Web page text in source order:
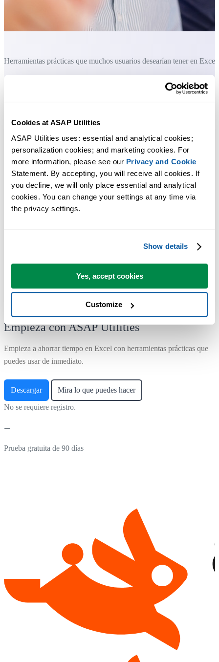
Cookies at ASAP Utilities
ASAP Utilities uses: essential and analytical cookies;
personalization cookies; and marketing cookies. For
more information, please see our Privacy and Cookie
Statement. By accepting, you will receive all cookies. If
you decline, we will only place essential and analytical
cookies. You can change your settings at any time via
the privacy settings.
Show details
Yes, accept cookies
Customize
Herramientas prácticas que muchos usuarios desearían tener en Excel.
Ahorra tiempo en Excel. Así de fácil.
por sí solo no puede hacer.
Puede empezar de inmediato. No se necesita formación.
La mayoría de los usuarios empiezan con unas pocas herramientas.
Muchos terminan usando ASAP Utilities a diario.
Empieza con ASAP Utilities
Empieza a ahorrar tiempo en Excel con herramientas prácticas que
puedes usar de inmediato.
Descargar Mira lo que puedes hacer
No se requiere registro.
Prueba gratuita de 90 días